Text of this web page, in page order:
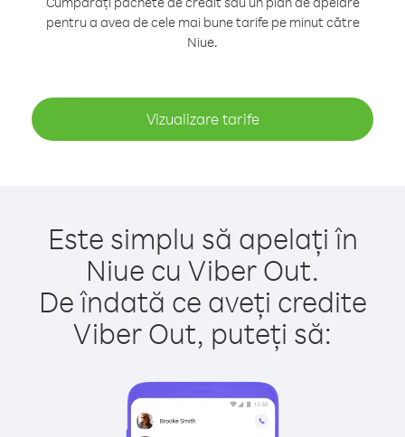
pentru a avea de cele mai bune tarife pe minut către
Niue.
Vizualizare tarife
Este simplu să apelați în
Niue cu Viber Out.
De îndată ce aveți credite
Viber Out, puteți să: